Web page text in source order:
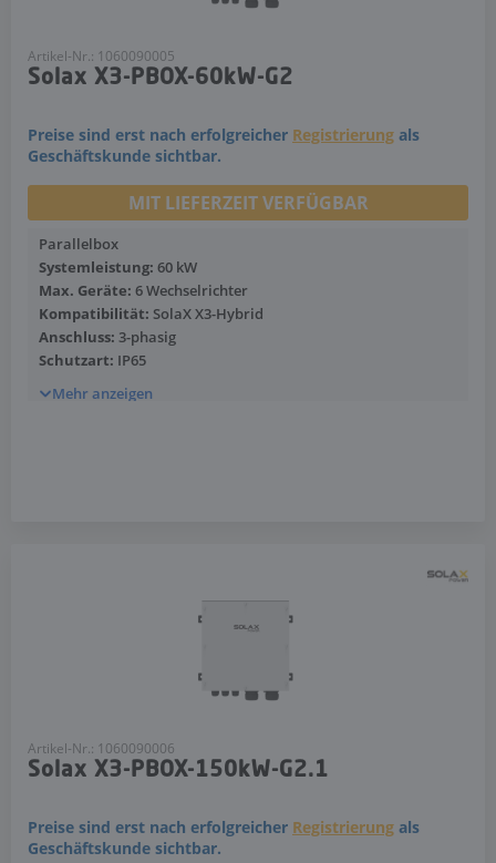
Artikel-Nr.: 1060090005
Solax X3-PBOX-60kW-G2
Preise sind erst nach erfolgreicher Registrierung als
Geschäftskunde sichtbar.
MIT LIEFERZEIT VERFÜGBAR
Parallelbox
Systemleistung: 60 kW
Max. Geräte: 6 Wechselrichter
Kompatibilität: SolaX X3-Hybrid
Anschluss: 3-phasig
Schutzart: IP65
Mehr anzeigen
Artikel-Nr.: 1060090006
Solax X3-PBOX-150kW-G2.1
Preise sind erst nach erfolgreicher Registrierung als
Geschäftskunde sichtbar.